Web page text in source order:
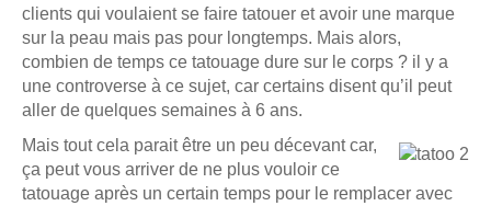
clients qui voulaient se faire tatouer et avoir une marque
sur la peau mais pas pour longtemps. Mais alors,
combien de temps ce tatouage dure sur le corps ? il y a
une controverse à ce sujet, car certains disent qu’il peut
aller de quelques semaines à 6 ans.
Mais tout cela parait être un peu décevant car,
ça peut vous arriver de ne plus vouloir ce
tatouage après un certain temps pour le remplacer avec